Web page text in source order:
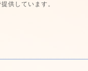
供しています。